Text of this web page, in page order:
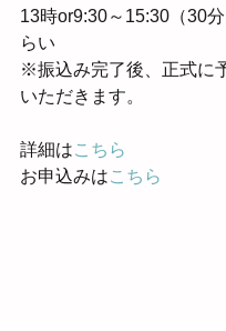
13時or9:30～15:30（30
らい
※振込み完了後、正式に
いただきます。
詳細はこちら
お申込みはこちら